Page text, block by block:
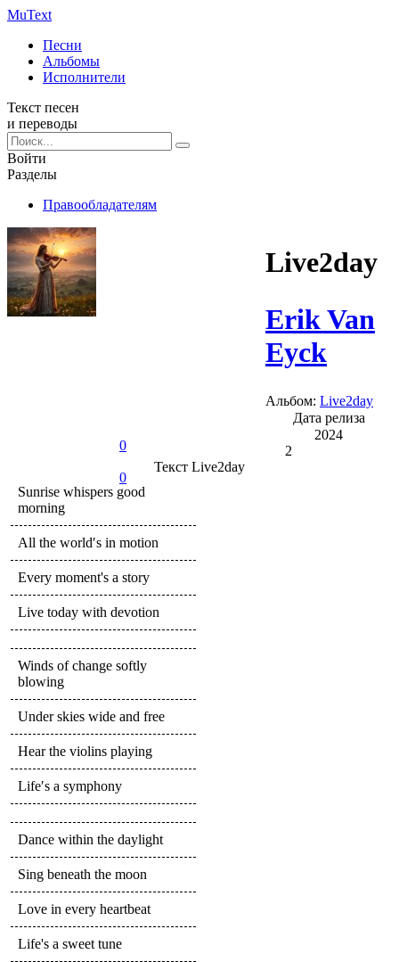
MuText
Песни
Альбомы
Исполнители
Текст песен
и переводы
Войти
Разделы
Правообладателям
0
0
Live2day
Erik Van
Eyck
Альбом: Live2day
Дата релиза
2024
2
Текст Live2day
Sunrise whispers good
morning
All the world′s in motion
Every moment's a story
Live today with devotion
Winds of change softly
blowing
Under skies wide and free
Hear the violins playing
Life′s a symphony
Dance within the daylight
Sing beneath the moon
Love in every heartbeat
Life's a sweet tune